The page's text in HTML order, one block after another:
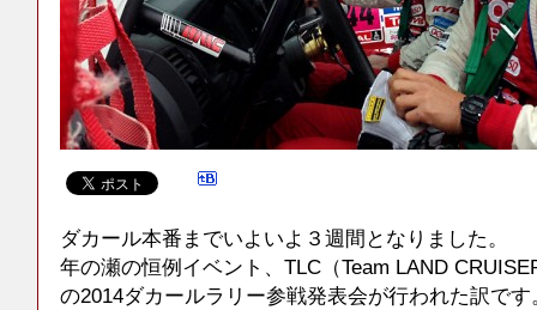
ダカール本番までいよいよ３週間となりました。
年の瀬の恒例イベント、TLC（Team LAND
の2014ダカールラリー参戦発表会が行われた訳です